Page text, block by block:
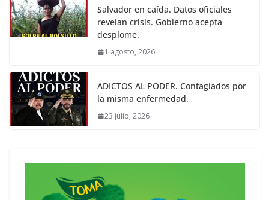
Salvador en caída. Datos oficiales
revelan crisis. Gobierno acepta
desplome.
1 agosto, 2026
ADICTOS AL PODER. Contagiados por
la misma enfermedad.
23 julio, 2026